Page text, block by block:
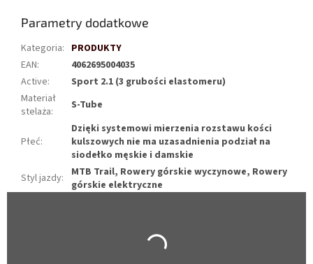
Parametry dodatkowe
Kategoria: PRODUKTY
EAN:
4062695004035
Active:
Sport 2.1 (3 grubości elastomeru)
Materiał
stelaża: S-Tube
Płeć:
Dzięki systemowi mierzenia rozstawu kości
kulszowych nie ma uzasadnienia podział na
siodełko męskie i damskie
Styl jazdy:
MTB Trail, Rowery górskie wyczynowe, Rowery
górskie elektryczne